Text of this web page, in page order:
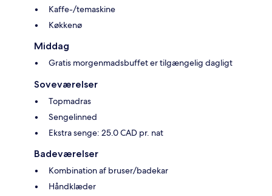
Kaffe-/temaskine
Køkkenø
Middag
Gratis morgenmadsbuffet er tilgængelig dagligt
Soveværelser
Topmadras
Sengelinned
Ekstra senge: 25.0 CAD pr. nat
Badeværelser
Kombination af bruser/badekar
Håndklæder